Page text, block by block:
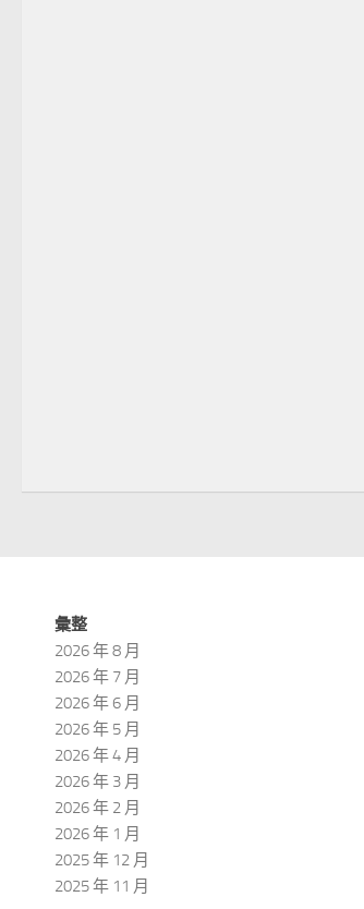
彙整
2026 年 8 月
2026 年 7 月
2026 年 6 月
2026 年 5 月
2026 年 4 月
2026 年 3 月
2026 年 2 月
2026 年 1 月
2025 年 12 月
2025 年 11 月